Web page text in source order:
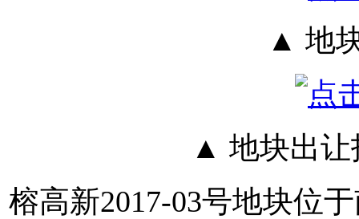
▲ 地
▲ 地块出让
榕高新2017-03号地块位